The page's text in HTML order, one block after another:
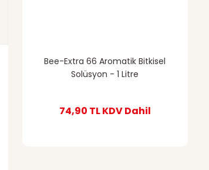
Bee-Extra 66 Aromatik Bitkisel
Solüsyon - 1 Litre
74,90 TLKDV Dahil